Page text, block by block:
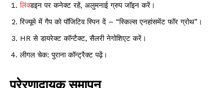
लिंक्डइन पर कनेक्ट रहें, अलुमनाई ग्रुप जॉइन करें।
रिज्यूमे में गैप को पॉजिटिव स्पिन दें – “स्किल्स एनहांसमेंट फॉर ग्रोथ”।
HR से डायरेक्ट कॉन्टैक्ट, सैलरी नेगोशिएट करें।
लीगल चेक: पुराना कॉन्ट्रैक्ट पढ़ें।